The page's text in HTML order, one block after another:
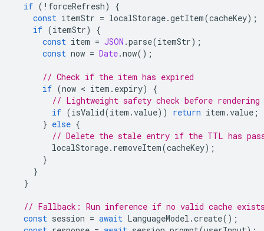
if ( ! forceRefresh)
{
const itemStr = localStorage.getItem(cacheKey);
if (itemStr)
{
const item = JSON .parse(itemStr);
const now = Date.now();
// Check if the item has expired
if (now < item . expiry)
{
// Lightweight safety check before rendering
if (isValid(item .value)) return item .value ;
} else {
// Delete the stale entry if the TTL has
localStorage. removeItem(cacheKey);
}
}
}
// Fallback: Run inference if no valid cache
const session = await LanguageModel .create();